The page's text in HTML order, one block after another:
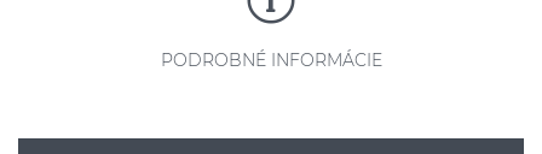
PODROBNÉ INFORMÁCIE